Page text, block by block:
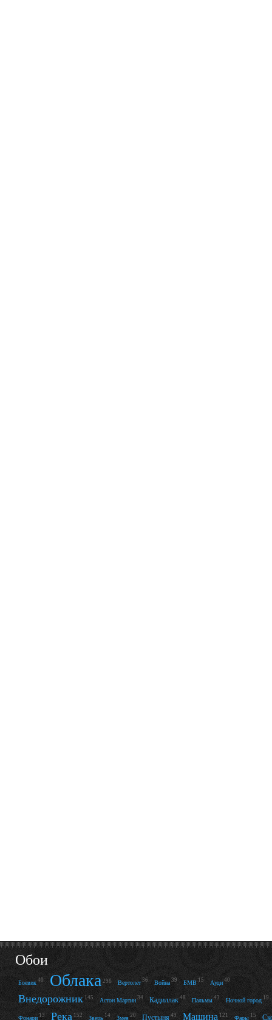
Обои
Боевик 40 Облака 296 Вертолет 36 Война 39 БМВ 15 Ауди 40
Внедорожник 145 Астон Мартин 34 Кадиллак 48 Пальмы 43 Ночной город 19
Фонари 13 Река 152 Зверь 14 Змея 20 Пустыня 49 Машина 121 Фары 15